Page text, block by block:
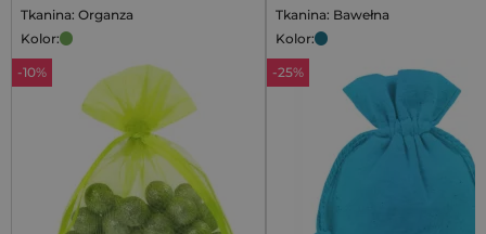
Tkanina: Organza
Kolor:
-10%
Tkanina: Bawełna
Kolor:
-25%